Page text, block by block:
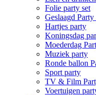
Folie party set
Geslaagd Party
Hartjes party
Koningsdag
Moederdag
Muziek party
Ronde ballon
Sport party
TV & Film
Voertuigen